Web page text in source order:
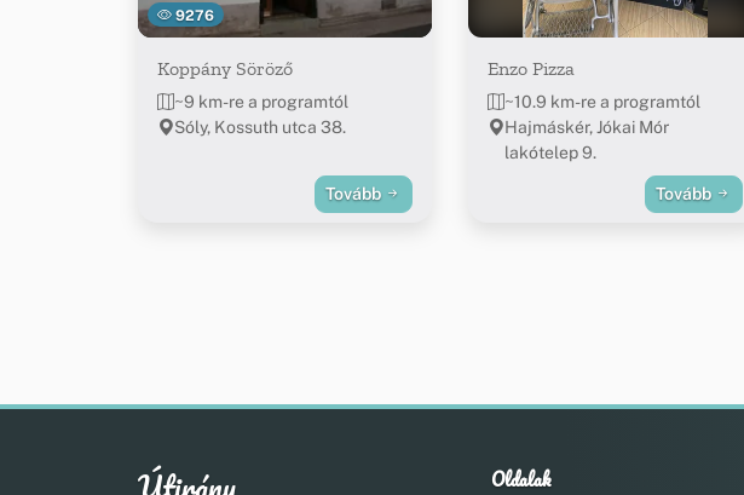
9276
Koppány Söröző
~9 km-re a programtól
Sóly, Kossuth utca 38.
Tovább
Enzo Pizza
~10.9 km-re a programtól
Hajmáskér, Jókai Mór
lakótelep 9.
Tovább
Oldalak